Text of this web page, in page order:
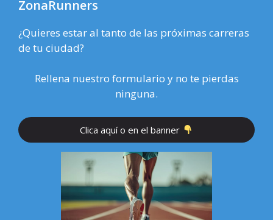
ZonaRunners
¿Quieres estar al tanto de las próximas carreras
de tu ciudad?
Rellena nuestro formulario y no te pierdas
ninguna.
Clica aquí o en el banner